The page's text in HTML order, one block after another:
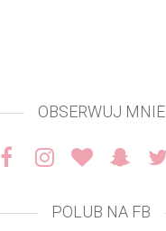
OBSERWUJ MNIE
POLUB NA FB